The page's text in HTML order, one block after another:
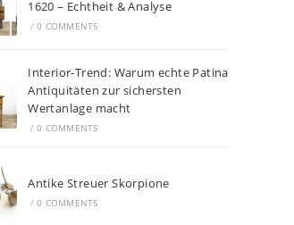
1620 – Echtheit & Analyse
/ 0 COMMENTS
Interior-Trend: Warum echte Patina
Antiquitäten zur sichersten
Wertanlage macht
/ 0 COMMENTS
Antike Streuer Skorpione
/ 0 COMMENTS